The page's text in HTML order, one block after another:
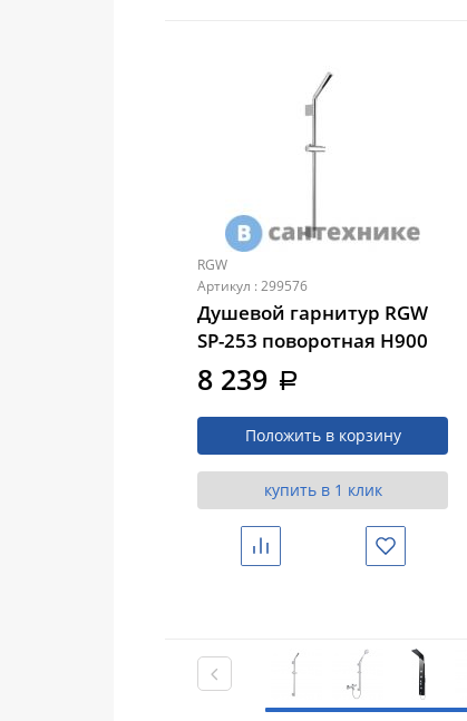
RGW
Артикул : 299576
Душевой гарнитур RGW
SP-253 поворотная H900
D22mm (301401253-01)
8 239 a
Положить в корзину
купить в 1 клик
Сравнить Избранное